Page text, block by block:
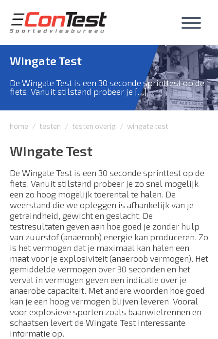
content
Wingate Test
De Wingate Test is een 30 seconde sprinttest op de
fiets. Vanuit stilstand probeer je […]
home testen testen overig wingate test
Wingate Test
De Wingate Test is een 30 seconde sprinttest op de
fiets. Vanuit stilstand probeer je zo snel mogelijk
een zo hoog mogelijk toerental te halen. De
weerstand die we opleggen is afhankelijk van je
getraindheid, gewicht en geslacht. De
testresultaten geven aan hoe goed je zonder hulp
van zuurstof (anaeroob) energie kan produceren. Zo
is het vermogen dat je maximaal kan halen een
maat voor je explosiviteit (anaeroob vermogen). Het
gemiddelde vermogen over 30 seconden en het
verval in vermogen geven een indicatie over je
anaerobe capaciteit. Met andere woorden hoe goed
kan je een hoog vermogen blijven leveren. Vooral
voor explosieve sporten zoals baanwielrennen en
schaatsen levert de Wingate Test interessante
informatie op.